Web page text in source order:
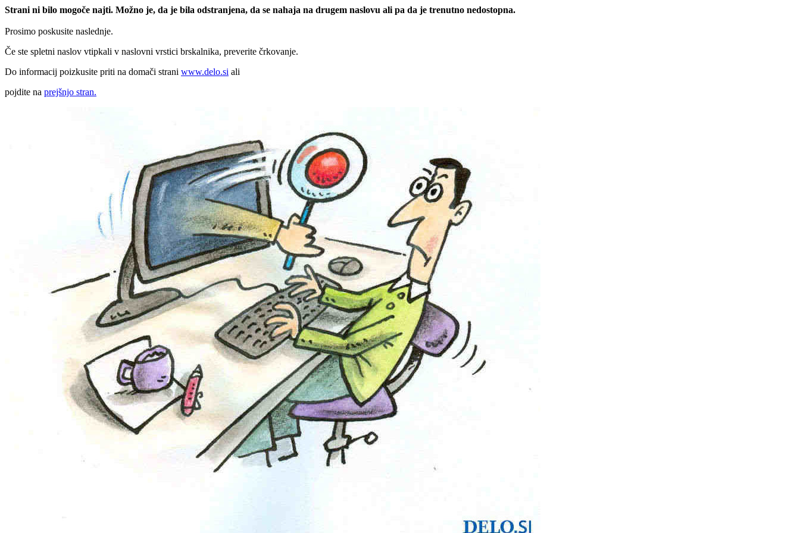
Strani ni bilo mogoče najti. Možno je, da je bila odstranjena, da se nahaja na drugem naslovu ali pa da je trenutno nedostopna.
Prosimo poskusite naslednje.
Če ste spletni naslov vtipkali v naslovni vrstici brskalnika, preverite črkovanje.
Do informacij poizkusite priti na domači strani www.delo.si ali
pojdite na prejšnjo stran.